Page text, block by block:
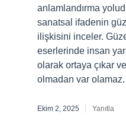
anlamlandırma
sanatsal ifadenin
ilişkisini inceler.
eserlerinde insan
olarak ortaya çıkar
olmadan var olamaz.
Ekim 2, 2025 Yanıtla